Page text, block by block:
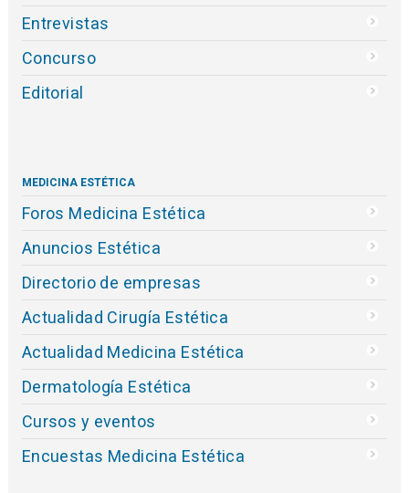
Entrevistas
Concurso
Editorial
MEDICINA ESTÉTICA
Foros Medicina Estética
Anuncios Estética
Directorio de empresas
Actualidad Cirugía Estética
Actualidad Medicina Estética
Dermatología Estética
Cursos y eventos
Encuestas Medicina Estética